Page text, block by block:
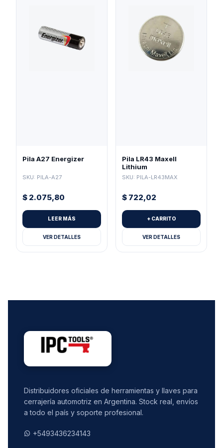
Pila A27 Energizer
SKU: PILA-A27
$ 2.075,80
LEER MÁS
VER DETALLES
Pila LR43 Maxell
Lithium
SKU: PILA-LR43MAX
$ 722,02
+ CARRITO
VER DETALLES
Distribuidores oficiales de herramientas y llaves para
cerrajería automotriz en Argentina. Stock real, envíos
a todo el país y soporte profesional.
+5493436234143